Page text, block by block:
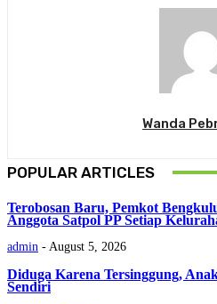
Wanda
POPULAR ARTICLES
Terobosan Baru, Pemkot
Anggota Satpol PP Setiap
admin - August 5, 2026
Diduga Karena Tersinggung,
Sendiri